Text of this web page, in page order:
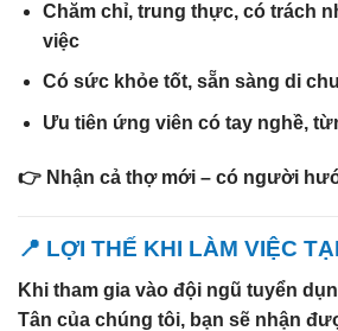
Chăm chỉ, trung thực, có trách
việc
Có sức khỏe tốt, sẵn sàng di
Ưu tiên ứng viên có tay nghề,
👉 Nhận cả thợ mới – có người
📍 LỢI THẾ KHI LÀM VIỆC
Khi tham gia vào đội ngũ tuyển
Tân của chúng tôi, bạn sẽ nhận